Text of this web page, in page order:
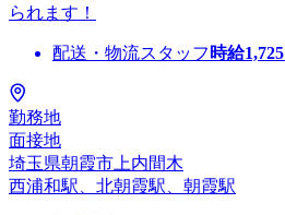
られます！
配送・物流スタッフ 時給1,725
勤務地
面接地
埼玉県朝霞市上内間木
西浦和駅、北朝霞駅、朝霞駅